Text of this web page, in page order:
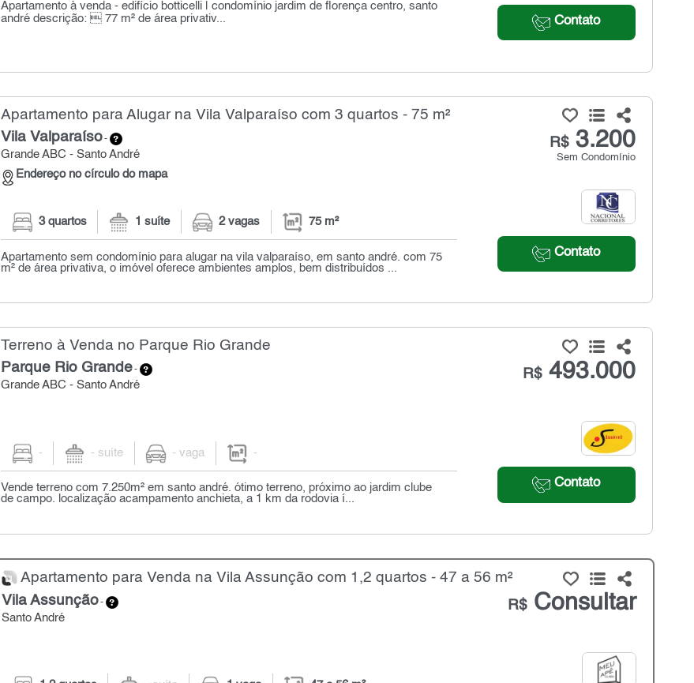
Contato
Apartamento à venda - edifício botticelli | condomínio jardim de florença centro, santo
andré descrição:  77 m² de área privativ...
Apartamento para Alugar na Vila Valparaíso com 3 quartos - 75 m²
Vila Valparaíso-
Grande ABC - Santo André
Endereço no círculo do mapa
R$3.200
Sem Condomínio
Contato
3 quartos 1 suíte 2 vagas 75 m²
Apartamento sem condomínio para alugar na vila valparaíso, em santo andré. com 75
m² de área privativa, o imóvel oferece ambientes amplos, bem distribuídos ...
Terreno à Venda no Parque Rio Grande
Parque Rio Grande-
Grande ABC - Santo André
R$493.000
Contato
- - suíte - vaga -
Vende terreno com 7.250m² em santo andré. ótimo terreno, próximo ao jardim clube
de campo. localização acampamento anchieta, a 1 km da rodovia í...
Apartamento para Venda na Vila Assunção com 1,2 quartos - 47 a 56 m²
Vila Assunção-
Santo André
R$Consultar